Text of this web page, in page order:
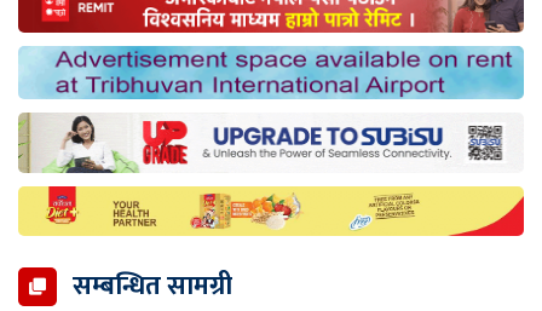
सम्बन्धित सामग्री